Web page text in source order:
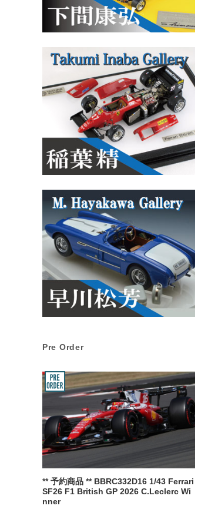
Pre Order
** 予約商品 ** BBRC332D16 1/43 Ferrari
SF26 F1 British GP 2026 C.Leclerc Wi
nner